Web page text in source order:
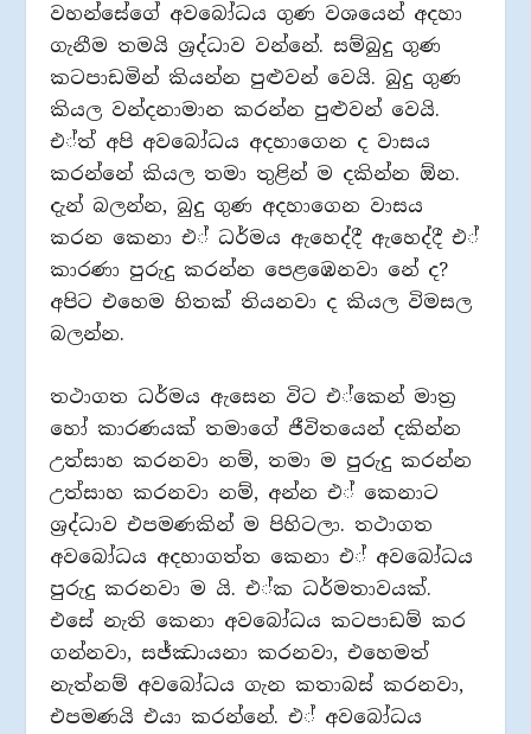
වහන්සේගේ අවබෝධය ගුණ වශයෙන් අදහා
ගැනීම තමයි ශ‍්‍රද්ධාව වන්නේ. සම්බුදු ගුණ
කටපාඩමින් කියන්න පුළුවන් වෙයි. බුදු ගුණ
කියල වන්දනාමාන කරන්න පුළුවන් වෙයි.
එ්ත් අපි අවබෝධය අදහාගෙන ද වාසය
කරන්නේ කියල තමා තුළින් ම දකින්න ඕන.
දැන් බලන්න, බුදු ගුණ අදහාගෙන වාසය
කරන කෙනා එ් ධර්මය ඇහෙද්දී ඇහෙද්දී එ්
කාරණා පුරුදු කරන්න පෙළඹෙනවා නේ ද?
අපිට එහෙම හිතක් තියනවා ද කියල විමසල
බලන්න.
තථාගත ධර්මය ඇසෙන විට එ්කෙන් මාත‍්‍ර
හෝ කාරණයක් තමාගේ ජීවිතයෙන් දකින්න
උත්සාහ කරනවා නම්, තමා ම පුරුදු කරන්න
උත්සාහ කරනවා නම්, අන්න එ් කෙනාට
ශ‍්‍රද්ධාව එපමණකින් ම පිහිටලා. තථාගත
අවබෝධය අදහාගත්ත කෙනා එ් අවබෝධය
පුරුදු කරනවා ම යි. එ්ක ධර්මතාවයක්.
එසේ නැති කෙනා අවබෝධය කටපාඩම් කර
ගන්නවා, සජ්ඣායනා කරනවා, එහෙමත්
නැත්නම් අවබෝධය ගැන කතාබස් කරනවා,
එපමණයි එයා කරන්නේ. එ් අවබෝධය